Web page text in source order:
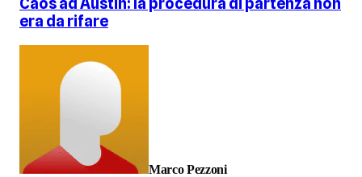
era da rifare
Marco Pezzoni